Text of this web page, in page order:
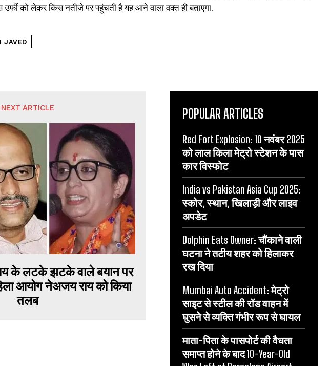
को लेकर किस नतीजे पर पहुंचती है यह आने वाला वक्त ही बताएगा.
JAVED
NEXT ARTICLE
के लटके झटके वाले बयान पर
आयोग नेअजय राय को किया
तलब
POPULAR ARTICLES
Red Fort Explosion: 10 नवंबर 2025
को लाल किला मेट्रो स्टेशन के पास
कार विस्फोट
India vs Pakistan Asia Cup 2025:
स्कोर, स्थान, खिलाड़ी और लाइव
अपडेट
Dolphin Eats Owner: चौंकाने वाली
घटना ने तटीय शहर को हिलाकर
रख दिया
Mumbai Auto Accident: मेट्रो
साइट से स्टील की रॉड वाहन में
घुसने से व्यक्ति गंभीर रूप से घायल
माता-पिता के पासपोर्ट की वैधता
समाप्त होने के बाद 10-Year-Old